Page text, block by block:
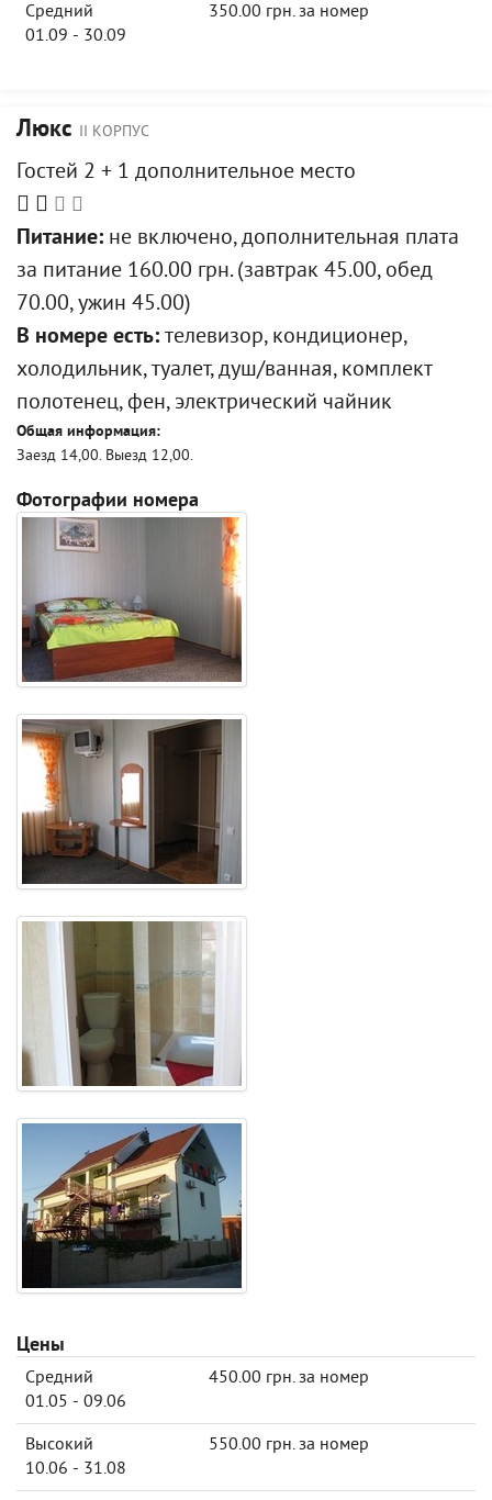
Средний
01.09 - 30.09
350.00 грн. за номер
Люкс II КОРПУС
Гостей 2 + 1 дополнительное место
Питание: не включено, дополнительная плата
за питание 160.00 грн. (завтрак 45.00, обед
70.00, ужин 45.00)
В номере есть: телевизор, кондиционер,
холодильник, туалет, душ/ванная, комплект
полотенец, фен, электрический чайник
Общая информация:
Заезд 14,00. Выезд 12,00.
Фотографии номера
Цены
Средний
01.05 - 09.06
450.00 грн. за номер
Высокий
10.06 - 31.08
550.00 грн. за номер